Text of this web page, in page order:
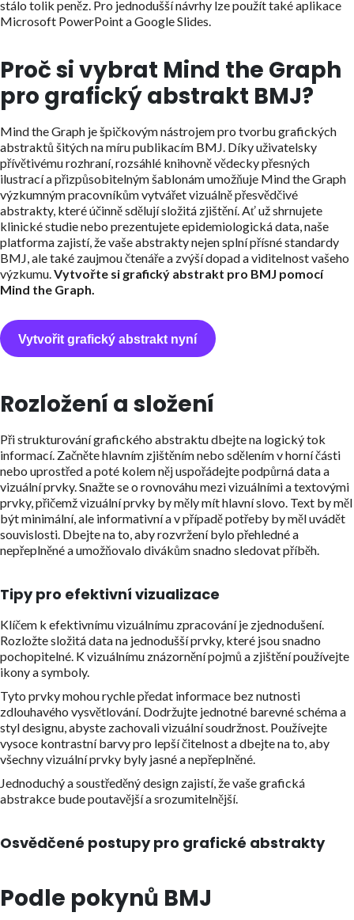
stálo tolik peněz. Pro jednodušší návrhy lze použít také aplikace
Microsoft PowerPoint a Google Slides.
Proč si vybrat Mind the Graph
pro grafický abstrakt BMJ?
Mind the Graph je špičkovým nástrojem pro tvorbu grafických
abstraktů šitých na míru publikacím BMJ. Díky uživatelsky
přívětivému rozhraní, rozsáhlé knihovně vědecky přesných
ilustrací a přizpůsobitelným šablonám umožňuje Mind the Graph
výzkumným pracovníkům vytvářet vizuálně přesvědčivé
abstrakty, které účinně sdělují složitá zjištění. Ať už shrnujete
klinické studie nebo prezentujete epidemiologická data, naše
platforma zajistí, že vaše abstrakty nejen splní přísné standardy
BMJ, ale také zaujmou čtenáře a zvýší dopad a viditelnost vašeho
výzkumu.Vytvořte si grafický abstrakt pro BMJ pomocí
Mind the Graph.
Vytvořit grafický abstrakt nyní
Rozložení a složení
Při strukturování grafického abstraktu dbejte na logický tok
informací. Začněte hlavním zjištěním nebo sdělením v horní části
nebo uprostřed a poté kolem něj uspořádejte podpůrná data a
vizuální prvky. Snažte se o rovnováhu mezi vizuálními a textovými
prvky, přičemž vizuální prvky by měly mít hlavní slovo. Text by měl
být minimální, ale informativní a v případě potřeby by měl uvádět
souvislosti. Dbejte na to, aby rozvržení bylo přehledné a
nepřeplněné a umožňovalo divákům snadno sledovat příběh.
Tipy pro efektivní vizualizace
Klíčem k efektivnímu vizuálnímu zpracování je zjednodušení.
Rozložte složitá data na jednodušší prvky, které jsou snadno
pochopitelné. K vizuálnímu znázornění pojmů a zjištění používejte
ikony a symboly.
Tyto prvky mohou rychle předat informace bez nutnosti
zdlouhavého vysvětlování. Dodržujte jednotné barevné schéma a
styl designu, abyste zachovali vizuální soudržnost. Používejte
vysoce kontrastní barvy pro lepší čitelnost a dbejte na to, aby
všechny vizuální prvky byly jasné a nepřeplněné.
Jednoduchý a soustředěný design zajistí, že vaše grafická
abstrakce bude poutavější a srozumitelnější.
Osvědčené postupy pro grafické abstrakty
Podle pokynů BMJ